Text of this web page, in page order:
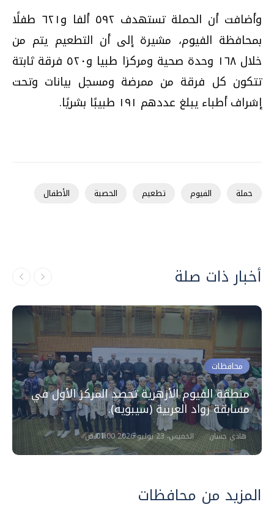
وأضافت أن الحملة تستهدف ٥٩٢ ألفا و٦٢١ طفلًا
بمحافظة الفيوم، مشيرة إلى أن التطعيم يتم من
خلال ١٦٨ وحدة صحية ومركزا طبيا و٥٢٠ فرقة ثابتة
تتكون كل فرقة من ممرضة ومسجل بيانات وتحت
إشراف أطباء يبلغ عددهم ١٩١ طبيبًا بشريًا
.
حملة الفيوم تطعيم الحصبة الأطفال
أخبار ذات صلة
محافظات
منطقة الفيوم الأزهرية تحصد المركز الأول في
مسابقة رواد العربية (سيبويه).
هادي حسان الخميس، 23 يوليو 2026 01:00 ص
المزيد من محافظات